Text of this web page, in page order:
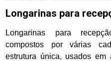
Longarinas para
Longarinas para
compostos por várias
estrutura única, usados